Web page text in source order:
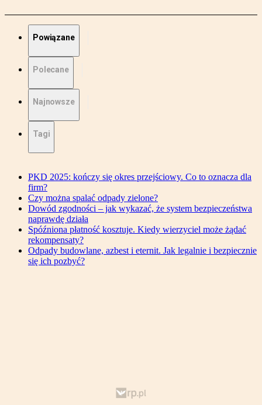
Powiązane
Polecane
Najnowsze
Tagi
PKD 2025: kończy się okres przejściowy. Co to oznacza dla
firm?
Czy można spalać odpady zielone?
Dowód zgodności – jak wykazać, że system bezpieczeństwa
naprawdę działa
Spóźniona płatność kosztuje. Kiedy wierzyciel może żądać
rekompensaty?
Odpady budowlane, azbest i eternit. Jak legalnie i bezpiecznie
się ich pozbyć?